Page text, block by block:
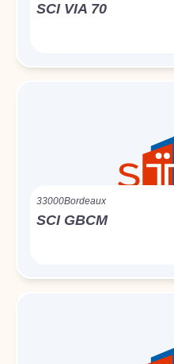
SCI VIA 70
33000Bordeaux
SCI GBCM